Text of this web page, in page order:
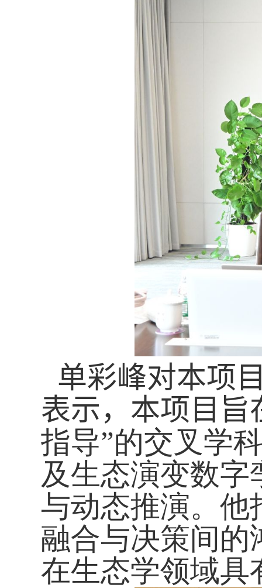
单彩峰对本项
表示，本项目旨
指导”的交叉学
及生态演变数
与动态推演。他
融合与决策间的
在生态学领域具